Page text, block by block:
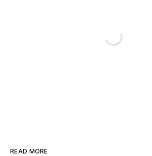
READ MORE